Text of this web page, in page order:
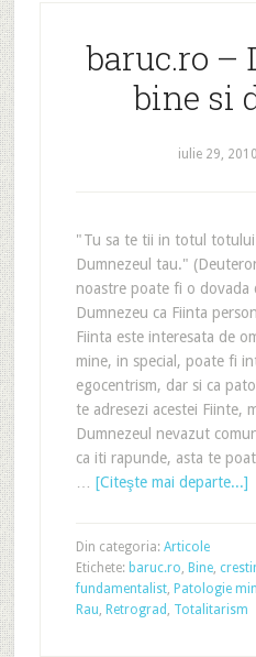
baruc.ro –
bine si
iulie 29, 2010
"Tu sa te tii in totul
Dumnezeul tau."
noastre poate fi o dovada
Dumnezeu ca Fiinta
Fiinta este interesata de
mine, in special, poate fi
egocentrism, dar si ca
te adresezi acestei Fiinte,
Dumnezeul nevazut
ca iti rapunde, asta te
[Citeşte mai departe...]
Din categoria: Articole
Etichete: baruc.ro, Bine,
fundamentalist, Patologie
Rau, Retrograd , Totalitarism